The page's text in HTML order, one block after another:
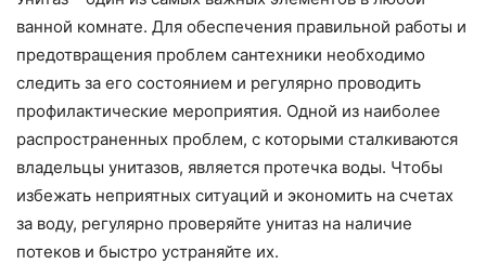
ванной комнате. Для обеспечения правильной работы и
предотвращения проблем сантехники необходимо
следить за его состоянием и регулярно проводить
профилактические мероприятия. Одной из наиболее
распространенных проблем, с которыми сталкиваются
владельцы унитазов, является протечка воды. Чтобы
избежать неприятных ситуаций и экономить на счетах
за воду, регулярно проверяйте унитаз на наличие
потеков и быстро устраняйте их.